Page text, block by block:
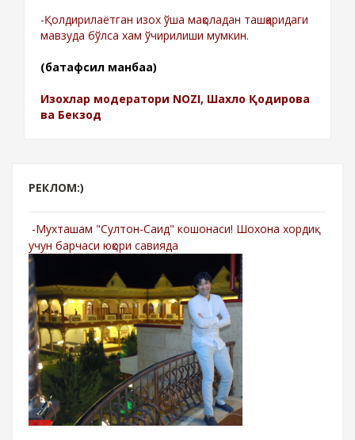
-Қолдирилаётган изох ўша мақоладан ташқаридаги
мавзуда бўлса хам ўчирилиши мумкин.
(батафсил манбаа)
Изохлар модератори NOZI, Шахло Қодирова
ва Бекзод
РЕКЛОМ:)
-Мухташам "Султон-Саид" кошонаси! Шохона хордиқ
учун барчаси юқори савияда